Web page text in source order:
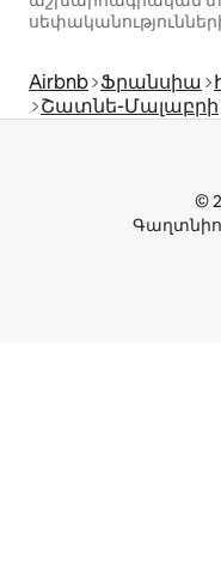
Airbnb Ֆրանսիա
Շատնե-Մալաբրի
©